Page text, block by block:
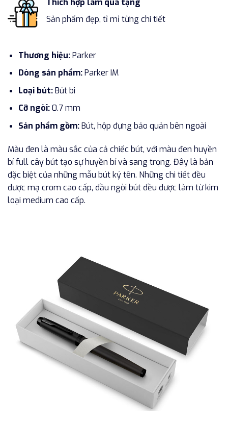
Thích hợp làm quà tặng
Sản phẩm đẹp, tỉ mỉ từng chi tiết
Thương hiệu:Parker
Dòng sản phẩm:Parker IM
Loại bút:Bút bi
Cỡ ngòi:0.7 mm
Sản phẩm gồm:Bút, hộp đựng bảo quản bên ngoài
Màu đen là màu sắc của cả chiếc bút, với màu đen huyền
bí full cây bút tạo sự huyền bí và sang trọng. Đây là bản
đặc biệt của những mẫu bút ký tên. Những chi tiết đều
được mạ crom cao cấp, đầu ngòi bút đều được làm từ kim
loại medium cao cấp.